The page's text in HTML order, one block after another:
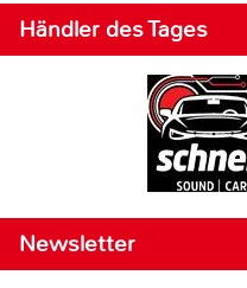
Händler des Tages
Newsletter